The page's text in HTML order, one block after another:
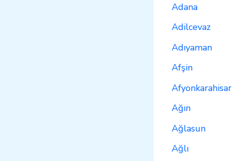
Adana
Adilcevaz
Adıyaman
Afşin
Afyonkarahisar
Ağın
Ağlasun
Ağlı